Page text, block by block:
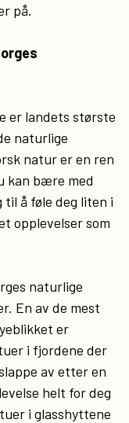
på.
er landets største
naturlige
natur er en ren
kan bære med
til å føle deg liten i
opplevelser som
naturlige
En av de mest
er
i fjordene der
av etter en
helt for deg
i glasshyttene